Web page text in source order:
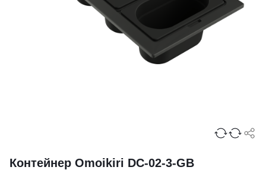
Контейнер Omoikiri DC-02-3-GB